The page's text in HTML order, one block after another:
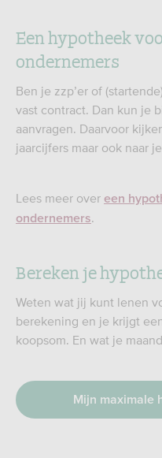
Een hypotheek
ondernemers
Ben je zzp’er of
vast contract. Dan kun je
aanvragen. Daarvoor
jaarcijfers maar ook naar
Lees meer over een
ondernemers.
Bereken je
Weten wat jij kunt lenen
berekening en je krijgt
koopsom. En wat je
Mijn maximale